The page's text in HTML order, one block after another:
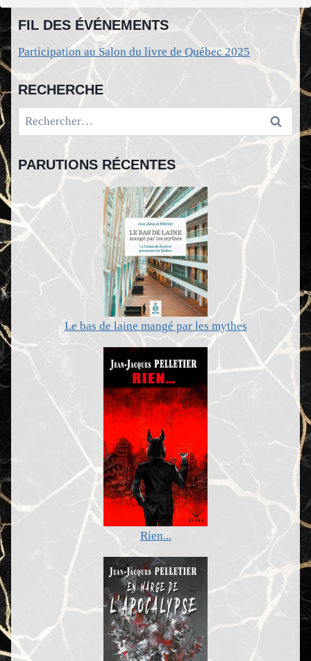
FIL DES ÉVÉNEMENTS
Participation au Salon du livre de Québec 2025
RECHERCHE
Rechercher :
PARUTIONS RÉCENTES
Le bas de laine mangé par les mythes
Rien...